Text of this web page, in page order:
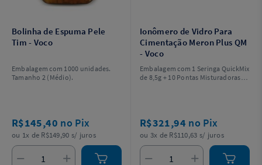
Bolinha de Espuma Pele
Tim - Voco
Embalagem com 1000 unidades.
Tamanho 2 (Médio).
R$145,40 no Pix
ou 1x de R$149,90 s/ juros
Ionômero de Vidro Para
Cimentação Meron Plus QM
- Voco
Embalagem com 1 Seringa QuickMix
de 8,5g + 10 Pontas Misturadoras
R$321,94 no Pix
ou 3x de R$110,63 s/ juros